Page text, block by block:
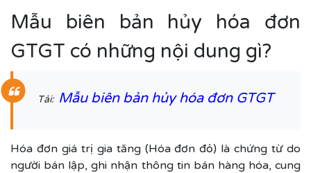
Mẫu biên bản hủy hóa đơn
GTGT có những nội dung gì?
Tải: Mẫu biên bản hủy hóa đơn GTGT
Hóa đơn giá trị gia tăng (Hóa đơn đỏ) là chứng từ do
người bán lập, ghi nhận thông tin bán hàng hóa, cung